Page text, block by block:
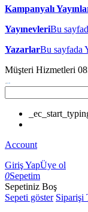
Kampanyalı
YayınevleriBu
YazarlarBu sayfada
Müşteri Hizmetleri
Account
Giriş YapÜye ol
0Sepetim
Sepetiniz Boş
Sepeti göster Siparişi